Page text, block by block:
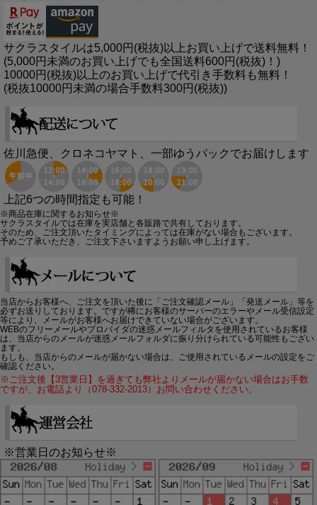
サクラスタイルは5,000円(税抜)以上お買い上げで送料無料！
(5,000円未満のお買い上げでも全国送料600円(税抜)！)
10000円(税抜)以上のお買い上げで代引き手数料も無料！
(税抜10000円未満の場合手数料300円(税抜))
佐川急便、クロネコヤマト、一部ゆうパックでお届けします
上記6つの時間指定も可能！
※商品在庫に関するお知らせ※
サクラスタイルでは在庫を実店舗と各販路で共有しております。
そのため、ご注文頂いたタイミングによっては在庫がない場合もございます。
予めご了承いただき、ご注文下さいますようお願い申し上げます。
当店からお客様へ、ご注文を頂いた後に「ご注文確認メール」「発送メール」等を
必ずお送りしております。ですが稀にお客様のサーバーのエラーやメール受信設定
等により、メールがお客様へお届けできていない場合がございます。
WEBのフリーメールやプロバイダの迷惑メールフィルタを使用されているお客様
は、当店からのメールが迷惑メールフォルダに振り分けられている可能性もござい
ます。
もしも、当店からのメールが届かない場合は、ご使用されているメールの設定をご
確認ください。
※ご注文後【3営業日】を過ぎても弊社よりメールが届かない場合はお手数
ですが、お電話より（078-332-2013）お問い合わせください。
※営業日のお知らせ※